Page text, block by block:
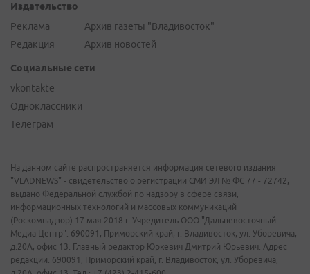
Издательство
Реклама
Редакция
Архив газеты "Владивосток"
Архив новостей
Социальные сети
vkontakte
Одноклассники
Телеграм
На данном сайте распространяется информация сетевого издания
"VLADNEWS" - свидетельство о регистрации СМИ ЭЛ № ФС 77 - 72742,
выдано Федеральной службой по надзору в сфере связи,
информационных технологий и массовых коммуникаций
(Роскомнадзор) 17 мая 2018 г. Учредитель ООО "Дальневосточный
Медиа Центр". 690091, Приморский край, г. Владивосток, ул. Уборевича,
д.20А, офис 13. Главный редактор Юркевич Дмитрий Юрьевич. Адрес
редакции: 690091, Приморский край, г. Владивосток, ул. Уборевича,